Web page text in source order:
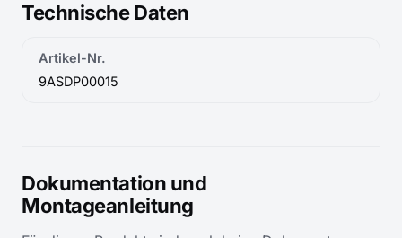
Technische Daten
Artikel-Nr.
9ASDP00015
Dokumentation und
Montageanleitung